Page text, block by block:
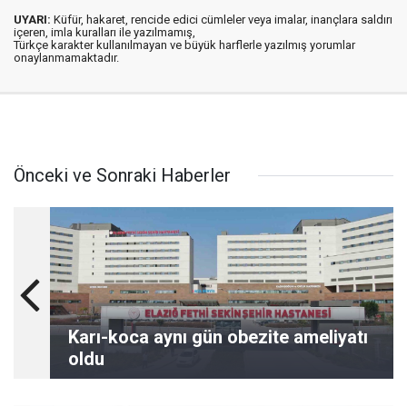
UYARI: Küfür, hakaret, rencide edici cümleler veya imalar, inançlara saldırı
içeren, imla kuralları ile yazılmamış,
Türkçe karakter kullanılmayan ve büyük harflerle yazılmış yorumlar
onaylanmamaktadır.
Önceki ve Sonraki Haberler
Karı-koca aynı gün obezite ameliyatı
oldu